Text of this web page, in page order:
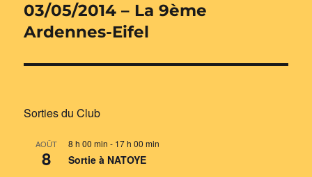
Publication
suivante :
03/05/2014 – La 9ème
Ardennes-Eifel
Sorties du Club
AOÛT
8
8 h 00 min - 17 h 00 min
Sortie à NATOYE